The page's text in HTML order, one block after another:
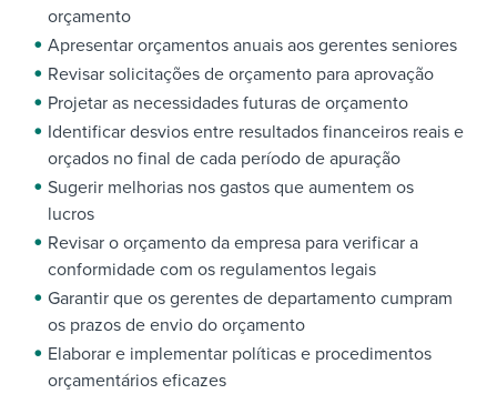
orçamento
Apresentar orçamentos anuais aos gerentes seniores
Revisar solicitações de orçamento para aprovação
Projetar as necessidades futuras de orçamento
Identificar desvios entre resultados financeiros reais e
orçados no final de cada período de apuração
Sugerir melhorias nos gastos que aumentem os
lucros
Revisar o orçamento da empresa para verificar a
conformidade com os regulamentos legais
Garantir que os gerentes de departamento cumpram
os prazos de envio do orçamento
Elaborar e implementar políticas e procedimentos
orçamentários eficazes